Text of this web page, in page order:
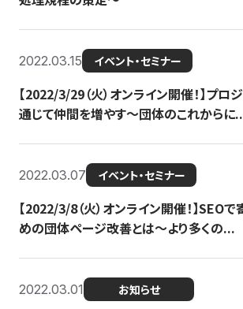
2022.03.15 イベント・セミナー
【2022/3/29（火）オンライン開催！】プロ
通じて仲間を増やす～団体のこれからに
2022.03.07 イベント・セミナー
【2022/3/8（火）オンライン開催！】SEO
めの団体ページ改善とは～より多くの...
2022.03.01 お知らせ